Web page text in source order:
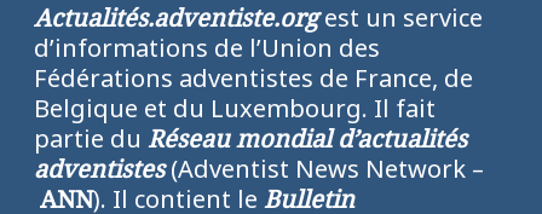
Actualités.adventiste.orgest un service
d’informations de l’Union des
Fédérations adventistes de France, de
Belgique et du Luxembourg. Il fait
partie du Réseau mondial d’actualités
adventistes(Adventist News Network –
ANN). Il contient le Bulletin